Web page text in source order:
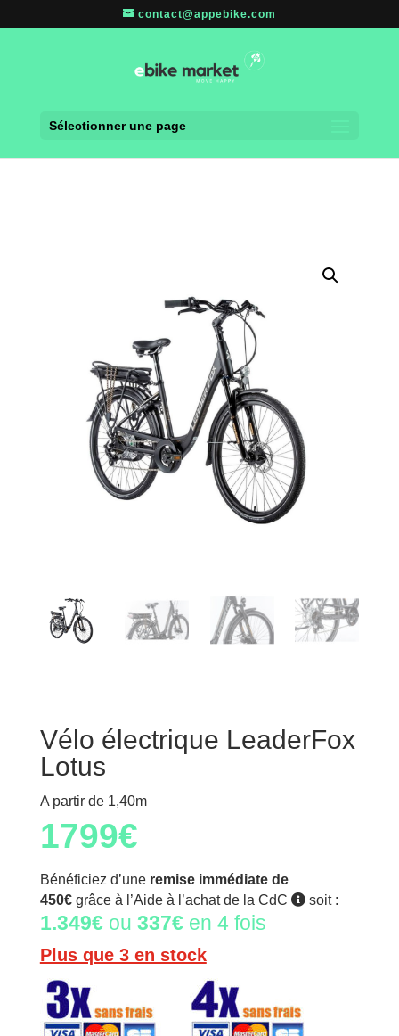
contact@appebike.com
Sélectionner une page
Vélo électrique LeaderFox
Lotus
A partir de 1,40m
1799€
Bénéficiez d’une remise immédiate de
450€ grâce à l’Aide à l’achat de la CdC soit :
1.349€ou 337€en 4 fois
Plus que 3 en stock